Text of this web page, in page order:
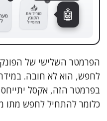
📥
מוריד את
הקובץ
מהמייל
הפרמטר השלישי של
לחפש, הוא לא חובה.
כלומר להתחיל לחפש מתו מספר 1 (התו